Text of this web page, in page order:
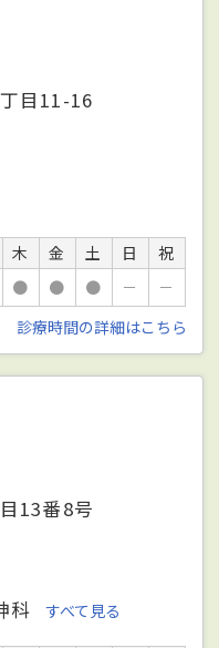
目11-16
木 金 土 日
祝
● ● ● －
－
診療時間の詳細はこちら
13番8号
科 すべて見る